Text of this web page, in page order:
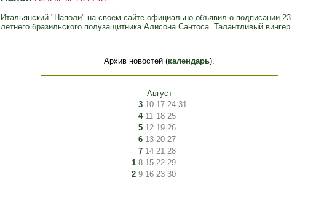
Итальянский "Наполи" на своём сайте официально объявил о подписании 23-
летнего бразильского полузащитника Алисона Сантоса. Талантливый вингер ...
Архив новостей (календарь).
Август
3 10 17 24 31
4 11 18 25
5 12 19 26
6 13 20 27
7 14 21 28
1 8 15 22 29
2 9 16 23 30